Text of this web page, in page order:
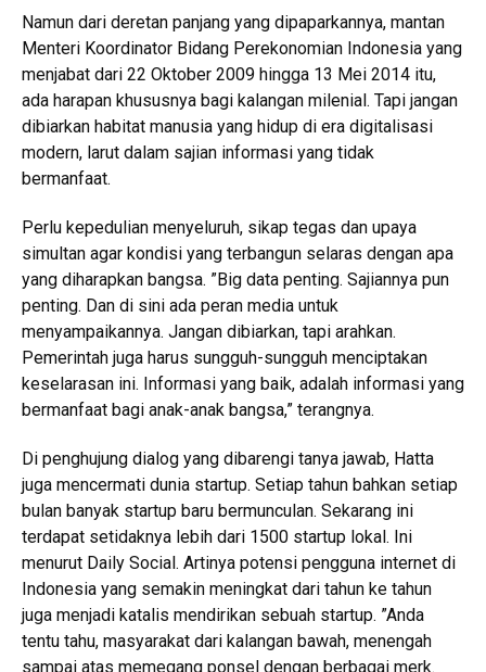
Namun dari deretan panjang yang dipaparkannya, mantan
Menteri Koordinator Bidang Perekonomian Indonesia yang
menjabat dari 22 Oktober 2009 hingga 13 Mei 2014 itu,
ada harapan khususnya bagi kalangan milenial. Tapi jangan
dibiarkan habitat manusia yang hidup di era digitalisasi
modern, larut dalam sajian informasi yang tidak
bermanfaat.
Perlu kepedulian menyeluruh, sikap tegas dan upaya
simultan agar kondisi yang terbangun selaras dengan apa
yang diharapkan bangsa. ”Big data penting. Sajiannya pun
penting. Dan di sini ada peran media untuk
menyampaikannya. Jangan dibiarkan, tapi arahkan.
Pemerintah juga harus sungguh-sungguh menciptakan
keselarasan ini. Informasi yang baik, adalah informasi yang
bermanfaat bagi anak-anak bangsa,” terangnya.
Di penghujung dialog yang dibarengi tanya jawab, Hatta
juga mencermati dunia startup. Setiap tahun bahkan setiap
bulan banyak startup baru bermunculan. Sekarang ini
terdapat setidaknya lebih dari 1500 startup lokal. Ini
menurut Daily Social. Artinya potensi pengguna internet di
Indonesia yang semakin meningkat dari tahun ke tahun
juga menjadi katalis mendirikan sebuah startup. ”Anda
tentu tahu, masyarakat dari kalangan bawah, menengah
sampai atas memegang ponsel dengan berbagai merk.